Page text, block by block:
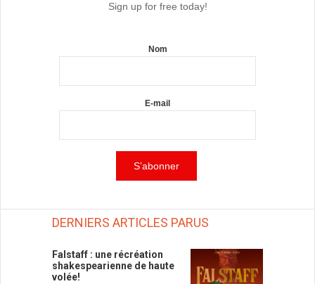
Sign up for free today!
Nom
E-mail
DERNIERS ARTICLES PARUS
Falstaff : une récréation
shakespearienne de haute
volée!